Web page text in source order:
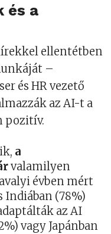
és a
ellentétben
–
és HR vezető
az AI-t a
pozitív.
a
valamilyen
évben mért
Indiában (78%)
az AI
vagy Japánban